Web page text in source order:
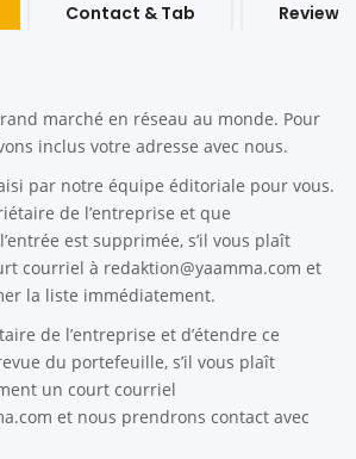
Contact & Tab Review
marché en réseau au monde. Pour
inclus votre adresse avec nous.
par notre équipe éditoriale pour vous.
de l’entreprise et que
est supprimée, s’il vous plaît
courriel à redaktion@yaamma.com et
la liste immédiatement.
de l’entreprise et d’étendre ce
du portefeuille, s’il vous plaît
un court courriel
et nous prendrons contact avec